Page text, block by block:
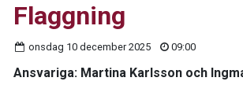
Flaggning
onsdag 10 december 2025 09:00
Ansvariga: Martina Karlsson och